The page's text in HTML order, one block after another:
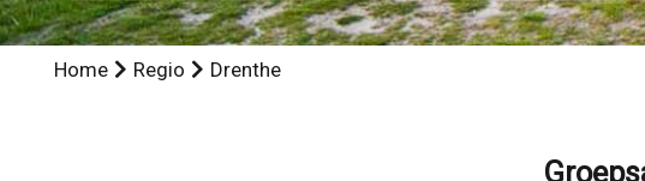
Home Regio Drenthe